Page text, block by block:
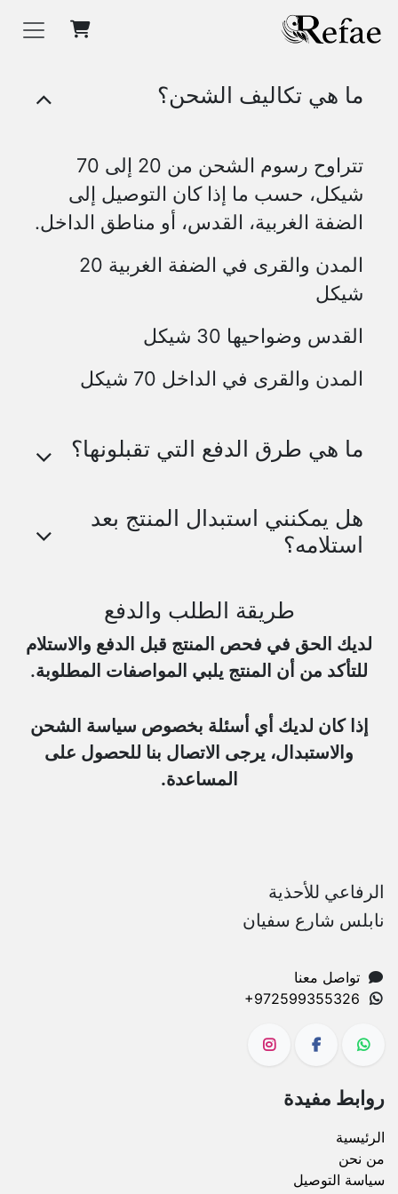
ما هي تكاليف الشحن؟
تتراوح رسوم الشحن من 20 إلى 70
شيكل، حسب ما إذا كان التوصيل إلى
الضفة الغربية، القدس، أو مناطق الداخل.
المدن والقرى في الضفة الغربية 20
شيكل
القدس وضواحيها 30 شيكل
المدن والقرى في الداخل 70 شيكل
ما هي طرق الدفع التي تقبلونها؟
هل يمكنني استبدال المنتج بعد
استلامه؟
طريقة الطلب والدفع
لديك الحق في فحص المنتج قبل الدفع والاستلام
للتأكد من أن المنتج يلبي المواصفات المطلوبة.
إذا كان لديك أي أسئلة بخصوص سياسة الشحن
والاستبدال، يرجى الاتصال بنا للحصول على
المساعدة.
الرفاعي للأحذية
نابلس شارع سفيان
تواصل معنا
+972599355326
روابط مفيدة
الرئيسية
من نحن
سياسة التوصيل